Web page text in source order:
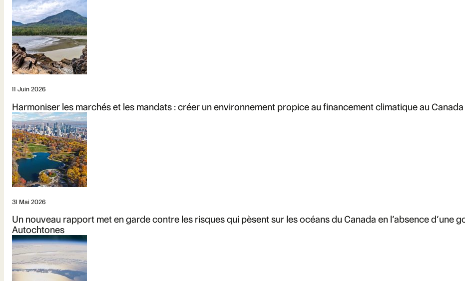
11 Juin 2026
Harmoniser les marchés et les mandats : créer un environnement propice au financement climatique au Canada
31 Mai 2026
Un nouveau rapport met en garde contre les risques qui pèsent sur les océans du Canada en l’absence d’une
Autochtones